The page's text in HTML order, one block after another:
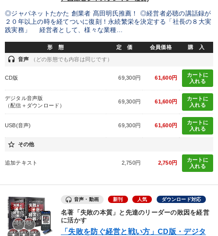
「儲けの本質」を突く
販売力を強化したい 業績を伸ばしたい
後継者に聞かせたい
キーワード
運勢・先見
※「更新」を押すと「カテゴリー」「目的別」「キーワード」を更新いただけます。
◎ジャパネットたかた 創業者 髙田明氏推薦！ ◎経営者必聴の講話録が
２０年以上の時を経てついに復刻！永続繁栄を決定する「社長の８大実
践実務」 経営者として、様々な業種...
形 態 定 価 会員価格 購 入
headset 音声 （どの形態でも内容は同じです）
CD版 69,300円 61,600円
カートに
入れる
デジタル音声版
（配信＋ダウンロード）
69,300円 61,600円
カートに
入れる
USB(音声) 69,300円 61,600円
カートに
入れる
star_border その他
追加テキスト 2,750円 2,750円
カートに
入れる
音声・動画 新刊 人気 ダウンロード対応
名著「失敗の本質」と先達のリーダーの敗因を経営
に活かす
「失敗を防ぐ経営と戦い方」CD版・デジタ